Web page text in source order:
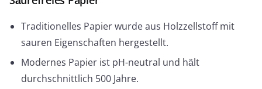
Traditionelles Papier wurde aus Holzzellstoff mit
sauren Eigenschaften hergestellt.
Modernes Papier ist pH-neutral und hält
durchschnittlich 500 Jahre.